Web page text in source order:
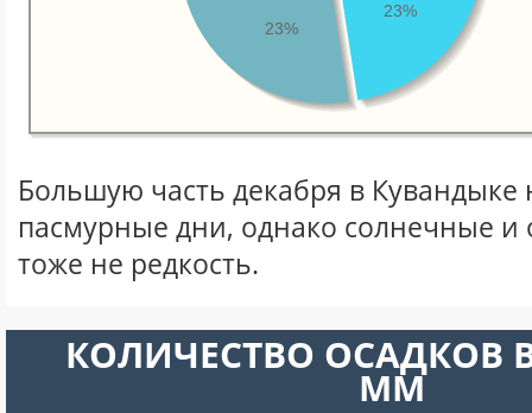
23%
23%
Большую часть декабря в
пасмурные дни, однако солнечные
тоже не редкость.
КОЛИЧЕСТВО ОСАДКОВ
ММ